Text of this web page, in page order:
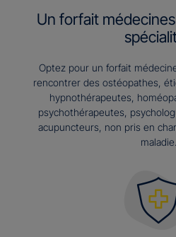
Un forfait
Optez pour un forfait
rencontrer des ostéopathes,
hypnothérapeutes,
psychothérapeutes,
acupuncteurs, non pris en
maladie.